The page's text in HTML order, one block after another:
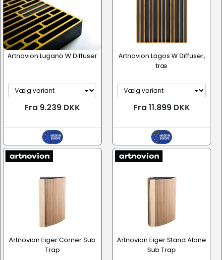
Artnovion Lugano W Diffuser
Fra 9.239 DKK
Artnovion Lagos W Diffuser,
træ
Fra 11.899 DKK
Artnovion Eiger Corner Sub
Trap
Artnovion Eiger Stand Alone
Sub Trap